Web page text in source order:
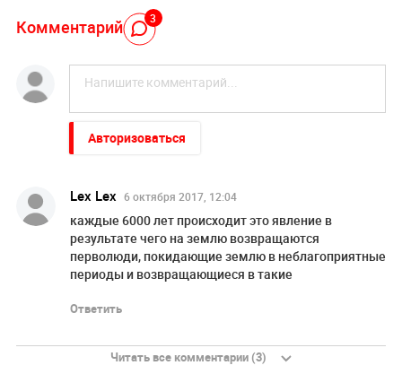
Комментарий 3
Авторизоваться
Lex Lex 6 октября 2017, 12:04
каждые 6000 лет происходит это явление в
результате чего на землю возвращаются
перволюди, покидающие землю в неблагоприятные
периоды и возвращающиеся в такие
Ответить
Читать все комментарии (3)